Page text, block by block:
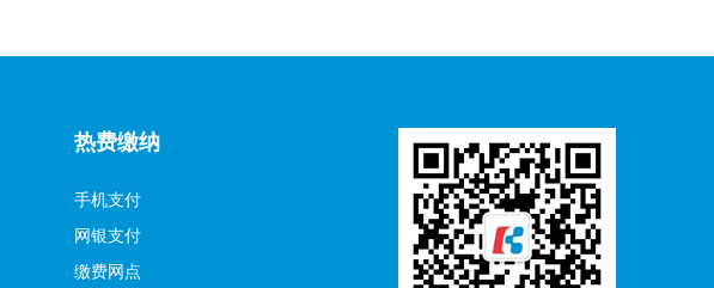
热费缴纳
手机支付
网银支付
缴费网点